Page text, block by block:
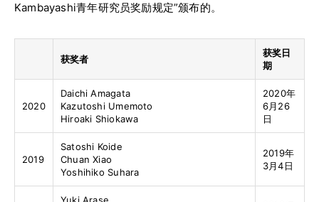
Kambayashi青年研究员奖励规定”颁布的。
获奖者
获奖日
期
2020
Daichi Amagata
Kazutoshi Umemoto
Hiroaki Shiokawa
2020年
6月26
日
2019
Satoshi Koide
Chuan Xiao
Yoshihiko Suhara
2019年
3月4日